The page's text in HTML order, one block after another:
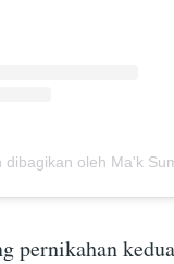
pernikahan